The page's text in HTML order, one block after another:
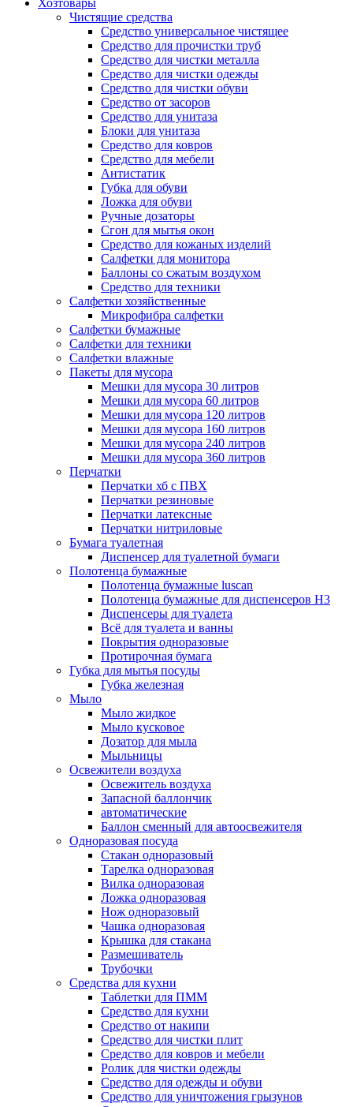
Хозтовары
Чистящие средства
Средство универсальное чистящее
Средство для прочистки труб
Средство для чистки металла
Средство для чистки одежды
Средство для чистки обуви
Средство от засоров
Средство для унитаза
Блоки для унитаза
Средство для ковров
Средство для мебели
Антистатик
Губка для обуви
Ложка для обуви
Ручные дозаторы
Сгон для мытья окон
Средство для кожаных изделий
Салфетки для монитора
Баллоны со сжатым воздухом
Средство для техники
Салфетки хозяйственные
Микрофибра салфетки
Салфетки бумажные
Салфетки для техники
Салфетки влажные
Пакеты для мусора
Мешки для мусора 30 литров
Мешки для мусора 60 литров
Мешки для мусора 120 литров
Мешки для мусора 160 литров
Мешки для мусора 240 литров
Мешки для мусора 360 литров
Перчатки
Перчатки хб с ПВХ
Перчатки резиновые
Перчатки латексные
Перчатки нитриловые
Бумага туалетная
Диспенсер для туалетной бумаги
Полотенца бумажные
Полотенца бумажные luscan
Полотенца бумажные для диспенсеров H3
Диспенсеры для туалета
Всё для туалета и ванны
Покрытия одноразовые
Протирочная бумага
Губка для мытья посуды
Губка железная
Мыло
Мыло жидкое
Мыло кусковое
Дозатор для мыла
Мыльницы
Освежители воздуха
Освежитель воздуха
Запасной баллончик
автоматические
Баллон сменный для автоосвежителя
Одноразовая посуда
Стакан одноразовый
Тарелка одноразовая
Вилка одноразовая
Ложка одноразовая
Нож одноразовый
Чашка одноразовая
Крышка для стакана
Размешиватель
Трубочки
Средства для кухни
Таблетки для ПММ
Средство для кухни
Средство от накипи
Средство для чистки плит
Средство для ковров и мебели
Ролик для чистки одежды
Средство для одежды и обуви
Средство для уничтожения грызунов